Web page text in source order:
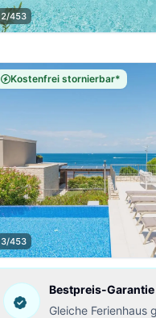
2/453
Kostenfrei stornierbar*
3/453
Bestpreis-
Gleiche Ferienhaus